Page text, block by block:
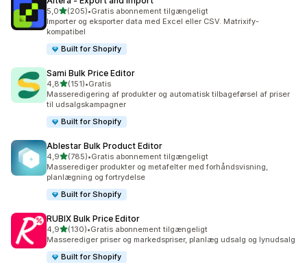
5,0ud af 5 stjerner
(205)
205 anmeldelser i alt
•Gratis abonnement tilgængeligt
Importer og eksporter data med Excel eller CSV. Matrixify-
kompatibel
Built for Shopify
Sami Bulk Price Editor
4,8ud af 5 stjerner
(151)
151 anmeldelser i alt
•Gratis
Masseredigering af produkter og automatisk tilbageførsel af priser
til udsalgskampagner
Built for Shopify
Ablestar Bulk Product Editor
4,9ud af 5 stjerner
(785)
785 anmeldelser i alt
•Gratis abonnement tilgængeligt
Masserediger produkter og metafelter med forhåndsvisning,
planlægning og fortrydelse
Built for Shopify
RUBIX Bulk Price Editor
4,9ud af 5 stjerner
(130)
130 anmeldelser i alt
•Gratis abonnement tilgængeligt
Masserediger priser og markedspriser, planlæg udsalg og lynudsalg
Built for Shopify